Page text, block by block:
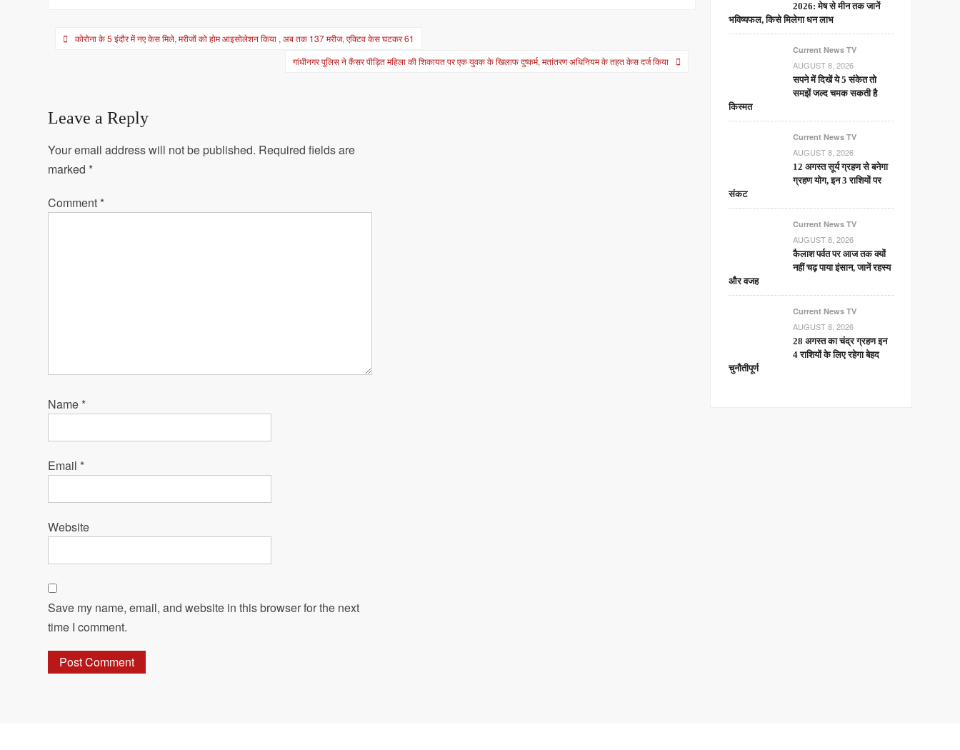
Postकोरोना के 5 इंदौर में नए केस मिले, मरीजों को होम आइसोलेशन किया , अब तक 137 मरीज, एक्टिव केस घटकर 61
गांधीनगर पुलिस ने कैंसर पीड़ित महिला की शिकायत पर एक युवक के खिलाफ दुष्कर्म, मतांतरण अधिनियम के तहत केस दर्ज किया
Leave a Reply
Your email address will not be published. Required fields are
marked *
Comment *
Name *
Email *
Website
Save my name, email, and website in this browser for the next
time I comment.
2026: मेष से मीन तक जानें
भविष्यफल, किसे मिलेगा धन लाभ
Current News TV
AUGUST 8, 2026
सपने में दिखें ये 5 संकेत तो
समझें जल्द चमक सकती है
किस्मत
Current News TV
AUGUST 8, 2026
12 अगस्त सूर्य ग्रहण से बनेगा
ग्रहण योग, इन 3 राशियों पर
संकट
Current News TV
AUGUST 8, 2026
कैलाश पर्वत पर आज तक क्यों
नहीं चढ़ पाया इंसान, जानें रहस्य
और वजह
Current News TV
AUGUST 8, 2026
28 अगस्त का चंद्र ग्रहण इन
4 राशियों के लिए रहेगा बेहद
चुनौतीपूर्ण